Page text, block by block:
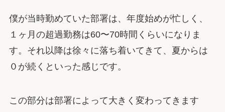
僕が当時勤めていた部署は、年度始めが忙しく、
１ヶ月の超過勤務は60〜70時間くらいになりま
す。それ以降は徐々に落ち着いてきて、夏からは
０が続くといった感じです。
この部分は部署によって大きく変わってきます